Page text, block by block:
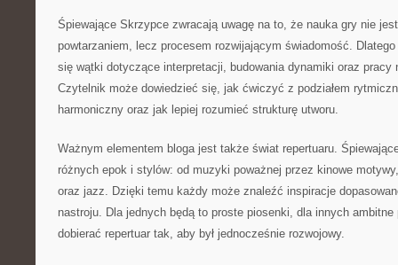
Śpiewające Skrzypce zwracają uwagę na to, że nauka gry nie
powtarzaniem, lecz procesem rozwijającym świadomość. Dlatego
się wątki dotyczące interpretacji, budowania dynamiki oraz pracy
Czytelnik może dowiedzieć się, jak ćwiczyć z podziałem
harmoniczny oraz jak lepiej rozumieć strukturę utworu.
Ważnym elementem bloga jest także świat repertuaru.
różnych epok i stylów: od muzyki poważnej przez kinowe
oraz jazz. Dzięki temu każdy może znaleźć inspiracje
nastroju. Dla jednych będą to proste piosenki, dla innych
dobierać repertuar tak, aby był jednocześnie rozwojowy.